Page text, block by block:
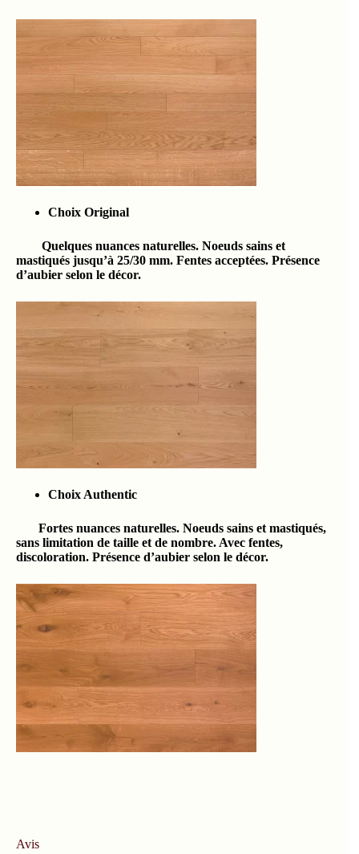
Choix Original
Quelques nuances naturelles. Noeuds sains et
mastiqués jusqu’à 25/30 mm. Fentes acceptées. Présence
d’aubier selon le décor.
Choix Authentic
Fortes nuances naturelles. Noeuds sains et mastiqués,
sans limitation de taille et de nombre. Avec fentes,
discoloration. Présence d’aubier selon le décor.
Avis